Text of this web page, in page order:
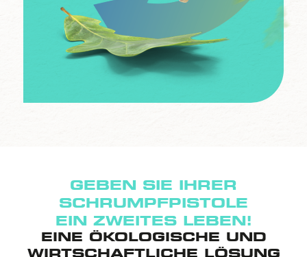
GEBEN SIE IHRER
SCHRUMPFPISTOLE
EIN ZWEITES LEBEN!
EINE ÖKOLOGISCHE UND
WIRTSCHAFTLICHE LÖSUNG